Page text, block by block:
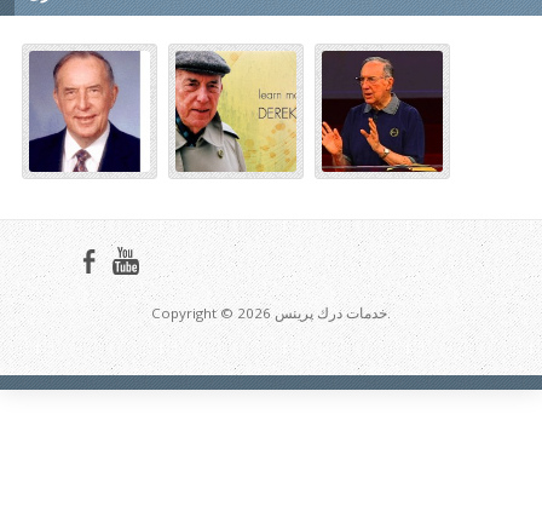
Copyright © 2026 خدمات درك پرينس.